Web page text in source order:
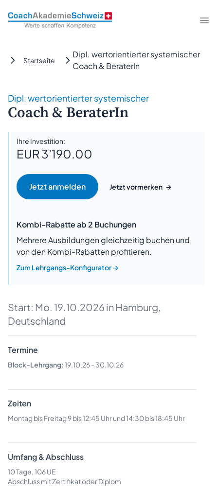
CoachAkademieSchweiz
Startseite
Dipl. wertorientierter systemischer
Coach & BeraterIn
Dipl. wertorientierter systemischer
Coach & BeraterIn
Ihre Investition:
EUR 3’190.00
Jetzt vormerken →
Kombi-Rabatte ab 2 Buchungen
Mehrere Ausbildungen gleichzeitig buchen und
von den Kombi-Rabatten profitieren.
Zum Lehrgangs-Konfigurator→
Start: Mo. 19.10.2026 in Hamburg,
Deutschland
Termine
Block-Lehrgang:19.10.26- 30.10.26
Zeiten
Montag bis Freitag 9 bis 12:45 Uhr und 14:30 bis 18:45 Uhr
Umfang & Abschluss
10 Tage, 106 UE
Abschluss mit Zertifikat oder Diplom